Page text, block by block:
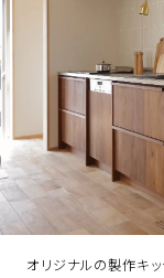
オリジナルの製作キ